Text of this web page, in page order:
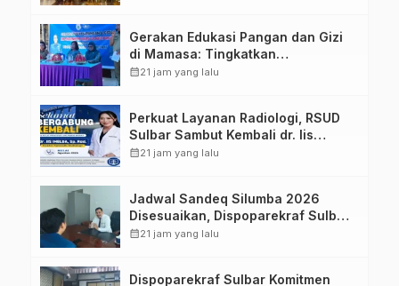
Gerakan Edukasi Pangan dan Gizi
di Mamasa: Tingkatkan
Pengetahuan dan Keterampilan
calendar_month21 jam yang lalu
Perkuat Layanan Radiologi, RSUD
Sulbar Sambut Kembali dr. Iis
Imelda, Sp.Rad
calendar_month21 jam yang lalu
Jadwal Sandeq Silumba 2026
Disesuaikan, Dispoparekraf Sulbar
Pastikan Persiapan Tetap
calendar_month21 jam yang lalu
Dispoparekraf Sulbar Komitmen